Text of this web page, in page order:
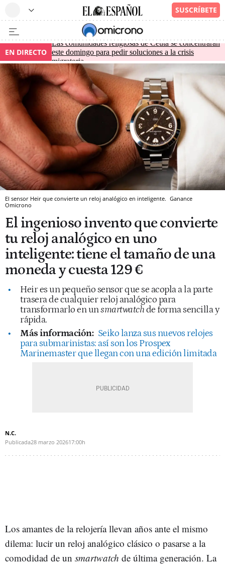
EN DIRECTO
Las comunidades religiosas de Ceuta se concentrarán
este domingo para pedir soluciones a la crisis
migratoria
El sensor Heir que convierte un reloj analógico en inteligente. Ganance
Omicrono
El ingenioso invento que convierte
tu reloj analógico en uno
inteligente: tiene el tamaño de una
moneda y cuesta 129 €
Heir es un pequeño sensor que se acopla a la parte
trasera de cualquier reloj analógico para
transformarlo en unsmartwatchde forma sencilla y
rápida.
Más información: Seiko lanza sus nuevos relojes
para submarinistas: así son los Prospex
Marinemaster que llegan con una edición limitada
N.C.
Publicada28 marzo 202617:00h
Los amantes de la relojería llevan años ante el mismo
dilema: lucir un reloj analógico clásico o pasarse a la
comodidad de un smartwatch de última generación. La